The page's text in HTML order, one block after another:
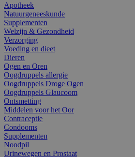
Apotheek
Natuurgeneeskunde
Supplementen
Welzijn & Gezondheid
Verzorging
Voeding en dieet
Dieren
Ogen en Oren
Oogdruppels allergie
Oogdruppels Droge Ogen
Oogdruppels Glaucoom
Ontsmetting
Middelen voor het Oor
Contraceptie
Condooms
Supplementen
Noodpil
Urinewegen en Prostaat